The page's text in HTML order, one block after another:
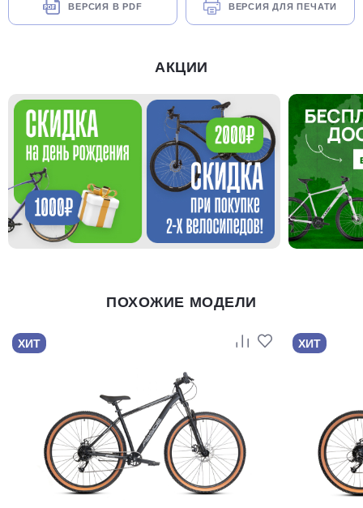
ВЕРСИЯ В PDF ВЕРСИЯ ДЛЯ ПЕЧАТИ
АКЦИИ
ПОХОЖИЕ МОДЕЛИ
ХИТ ХИТ